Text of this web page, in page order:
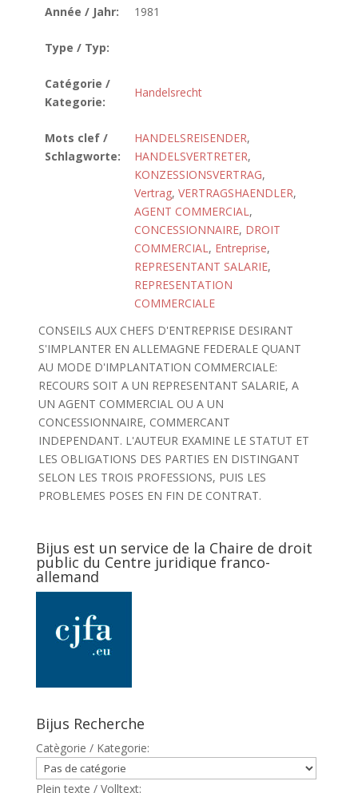
Année / Jahr: 1981
Type / Typ:
Catégorie /
Kategorie:
Handelsrecht
Mots clef /
Schlagworte:
HANDELSREISENDER,
HANDELSVERTRETER,
KONZESSIONSVERTRAG,
Vertrag, VERTRAGSHAENDLER,
AGENT COMMERCIAL,
CONCESSIONNAIRE, DROIT
COMMERCIAL, Entreprise,
REPRESENTANT SALARIE,
REPRESENTATION
COMMERCIALE
CONSEILS AUX CHEFS D'ENTREPRISE DESIRANT
S'IMPLANTER EN ALLEMAGNE FEDERALE QUANT
AU MODE D'IMPLANTATION COMMERCIALE:
RECOURS SOIT A UN REPRESENTANT SALARIE, A
UN AGENT COMMERCIAL OU A UN
CONCESSIONNAIRE, COMMERCANT
INDEPENDANT. L'AUTEUR EXAMINE LE STATUT ET
LES OBLIGATIONS DES PARTIES EN DISTINGANT
SELON LES TROIS PROFESSIONS, PUIS LES
PROBLEMES POSES EN FIN DE CONTRAT.
Bijus est un service de la Chaire de droit
public du Centre juridique franco-
allemand
Bijus Recherche
Catègorie / Kategorie:
Plein texte / Volltext: